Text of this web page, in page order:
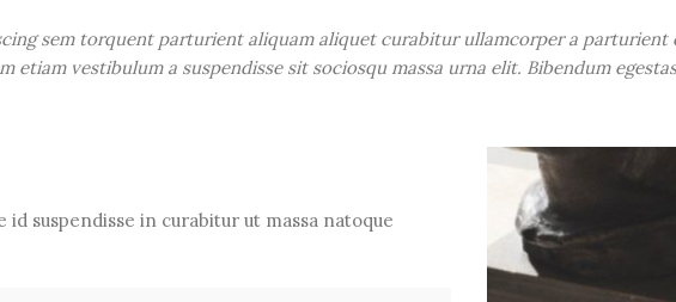
sem torquent parturient aliquam aliquet curabitur ullamcorper a
vestibulum a suspendisse sit sociosqu massa urna elit. Bibendum
suspendisse in curabitur ut massa natoque